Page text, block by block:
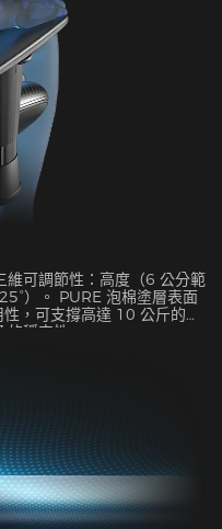
維可調節性：高度（6 公分範
）。 PURE 泡棉塗層表面
，可支撐高達 10 公斤的重
穩定性。